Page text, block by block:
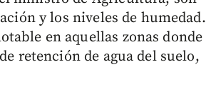
y los niveles de humedad.
en aquellas zonas donde
retención de agua del suelo,